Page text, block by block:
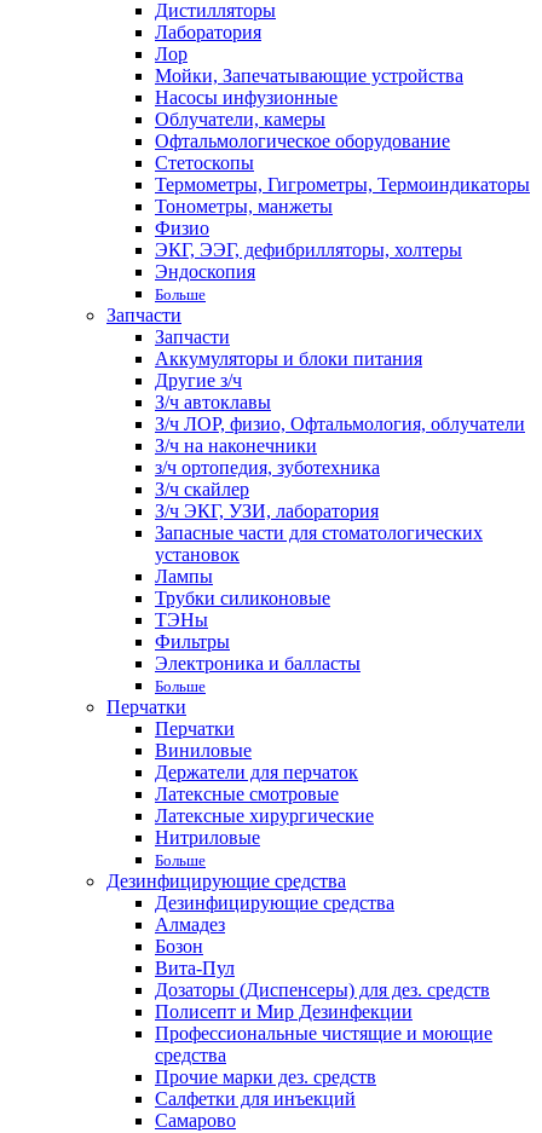
Дистилляторы
Лаборатория
Лор
Мойки, Запечатывающие устройства
Насосы инфузионные
Облучатели, камеры
Офтальмологическое оборудование
Стетоскопы
Термометры, Гигрометры, Термоиндикаторы
Тонометры, манжеты
Физио
ЭКГ, ЭЭГ, дефибрилляторы, холтеры
Эндоскопия
Больше
Запчасти
Запчасти
Аккумуляторы и блоки питания
Другие з/ч
З/ч автоклавы
З/ч ЛОР, физио, Офтальмология, облучатели
З/ч на наконечники
з/ч ортопедия, зуботехника
З/ч скайлер
З/ч ЭКГ, УЗИ, лаборатория
Запасные части для стоматологических
установок
Лампы
Трубки силиконовые
ТЭНы
Фильтры
Электроника и балласты
Больше
Перчатки
Перчатки
Виниловые
Держатели для перчаток
Латексные смотровые
Латексные хирургические
Нитриловые
Больше
Дезинфицирующие средства
Дезинфицирующие средства
Алмадез
Бозон
Вита-Пул
Дозаторы (Диспенсеры) для дез. средств
Полисепт и Мир Дезинфекции
Профессиональные чистящие и моющие
средства
Прочие марки дез. средств
Салфетки для инъекций
Самарово